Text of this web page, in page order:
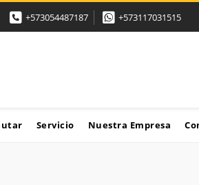
+573054487187 +573117031515
Servicio Nuestra Empresa